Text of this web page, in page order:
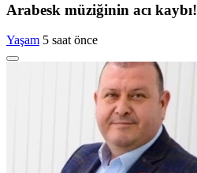
Arabesk müziğinin acı kaybı!
Yaşam 5 saat önce